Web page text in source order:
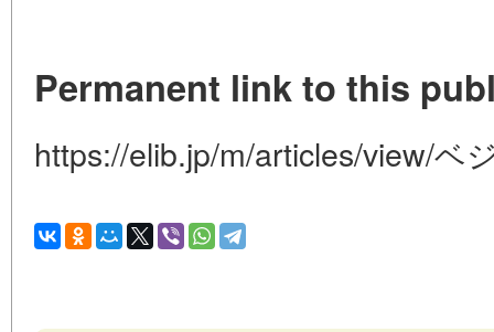
Permanent link to this
https://elib.jp/m/articles/view/ベ